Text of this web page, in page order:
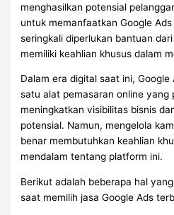
menghasilkan potensial
untuk memanfaatkan Google
seringkali diperlukan bantuan
memiliki keahlian khusus dalam
Dalam era digital saat ini, Google
satu alat pemasaran online yang
meningkatkan visibilitas bisnis
potensial. Namun, mengelola
benar membutuhkan keahlian
mendalam tentang platform ini.
Berikut adalah beberapa hal
saat memilih jasa Google Ads